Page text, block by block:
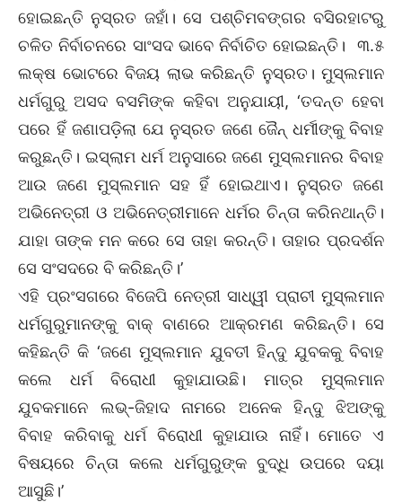
ହୋଇଛନ୍ତି ନୁସ୍‌ରତ ଜହାଁ। ସେ ପଶ୍ଚିମବଙ୍ଗର ବସିରହାଟରୁ
ଚଳିତ ନିର୍ବାଚନରେ ସାଂସଦ ଭାବେ ନିର୍ବାଚିତ ହୋଇଛନ୍ତି। ୩.୫
ଲକ୍ଷ ଭୋଟରେ ବିଜୟ ଲାଭ କରିଛନ୍ତି ନୁସ୍‌ରତ। ମୁସ୍‌ଲମାନ
ଧର୍ମଗୁରୁ ଅସଦ ବସମିଙ୍କ କହିବା ଅନୁଯାୟୀ, ‘ତଦନ୍ତ ହେବା
ପରେ ହିଁ ଜଣାପଡ଼ିଲା ଯେ ନୁସ୍‌ରତ ଜଣେ ଜୈନ୍‌ ଧର୍ମୀଙ୍କୁ ବିବାହ
କରୁଛନ୍ତି। ଇସ୍‌ଲାମ ଧର୍ମ ଅନୁସାରେ ଜଣେ ମୁସ୍‌ଲମାନର ବିବାହ
ଆଉ ଜଣେ ମୁସ୍‌ଲମାନ ସହ ହିଁ ହୋଇଥାଏ। ନୁସ୍‌ରତ ଜଣେ
ଅଭିନେତ୍ରୀ ଓ ଅଭିନେତ୍ରୀମାନେ ଧର୍ମର ଚିନ୍ତା କରିନଥାନ୍ତି।
ଯାହା ତାଙ୍କ ମନ କରେ ସେ ତାହା କରନ୍ତି। ତାହାର ପ୍ରଦର୍ଶନ
ସେ ସଂସଦରେ ବି କରିଛନ୍ତି।’
ଏହି ପ୍ରଂସଗରେ ବିଜେପି ନେତ୍ରୀ ସାଧ୍ୱୀ ପ୍ରାଚୀ ମୁସ୍‌ଲମାନ
ଧର୍ମଗୁରୁମାନଙ୍କୁ ବାକ୍‌ ବାଣରେ ଆକ୍ରମଣ କରିଛନ୍ତି। ସେ
କହିଛନ୍ତି କି ‘ଜଣେ ମୁସ୍‌ଲମାନ ଯୁବତୀ ହିନ୍ଦୁ ଯୁବକକୁ ବିବାହ
କଲେ ଧର୍ମ ବିରୋଧୀ କୁହାଯାଉଛି। ମାତ୍ର ମୁସ୍‌ଲମାନ
ଯୁବକମାନେ ଲଭ୍‌-ଜିହାଦ ନାମରେ ଅନେକ ହିନ୍ଦୁ ଝିଅଙ୍କୁ
ବିବାହ କରିବାକୁ ଧର୍ମ ବିରୋଧୀ କୁହାଯାଉ ନାହିଁ। ମୋତେ ଏ
ବିଷୟରେ ଚିନ୍ତା କଲେ ଧର୍ମଗୁରୁଙ୍କ ବୁଦ୍ଧି ଉପରେ ଦୟା
ଆସୁଛି।’